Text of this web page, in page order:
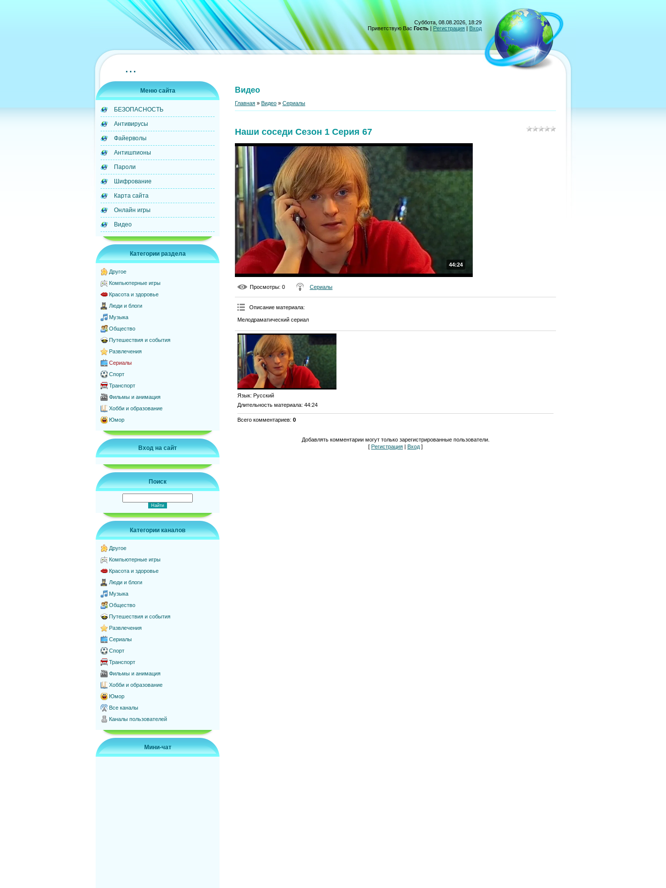
Суббота, 08.08.2026, 18:29
Приветствую Вас Гость | Регистрация | Вход
...
Меню сайта
БЕЗОПАСНОСТЬ
Антивирусы
Файерволы
Антишпионы
Пароли
Шифрование
Карта сайта
Онлайн игры
Видео
Категории раздела
Другое
Компьютерные игры
Красота и здоровье
Люди и блоги
Музыка
Общество
Путешествия и события
Развлечения
Сериалы
Спорт
Транспорт
Фильмы и анимация
Хобби и образование
Юмор
Вход на сайт
Поиск
Категории каналов
Другое
Компьютерные игры
Красота и здоровье
Люди и блоги
Музыка
Общество
Путешествия и события
Развлечения
Сериалы
Спорт
Транспорт
Фильмы и анимация
Хобби и образование
Юмор
Все каналы
Каналы пользователей
Мини-чат
Видео
Главная » Видео » Сериалы
Наши соседи Сезон 1 Серия 67
44:24
Просмотры: 0 Сериалы
Описание материала:
Мелодраматический сериал
Язык: Русский
Длительность материала: 44:24
Всего комментариев: 0
Добавлять комментарии могут только зарегистрированные пользователи.
[ Регистрация | Вход ]